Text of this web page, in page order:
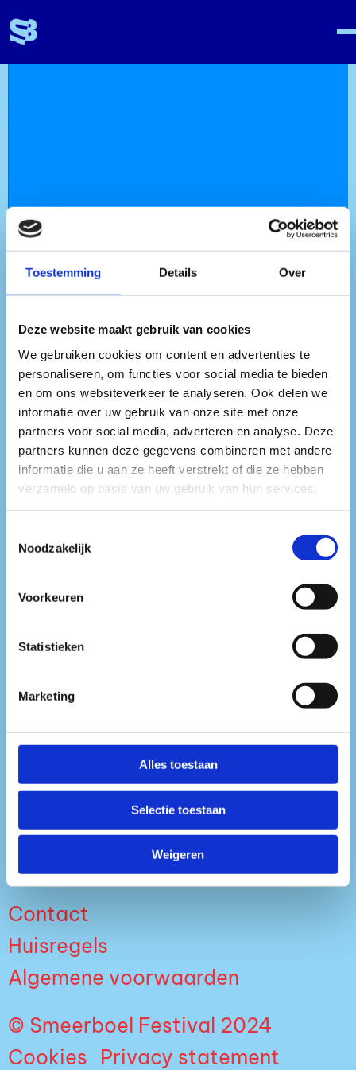
Toestemming Details Over
Deze website maakt gebruik van cookies
We gebruiken cookies om content en advertenties te
personaliseren, om functies voor social media te bieden
en om ons websiteverkeer te analyseren. Ook delen we
informatie over uw gebruik van onze site met onze
partners voor social media, adverteren en analyse. Deze
partners kunnen deze gegevens combineren met andere
informatie die u aan ze heeft verstrekt of die ze hebben
verzameld op basis van uw gebruik van hun services.
Noodzakelijk
Voorkeuren
Statistieken
Marketing
Alles toestaan
Selectie toestaan
Weigeren
T.B.A.
Tickets
Info
Nieuws
Duurzaamheid
Buurtbewoners
Contact
Huisregels
Algemene voorwaarden
© Smeerboel Festival 2024
Cookies Privacy statement